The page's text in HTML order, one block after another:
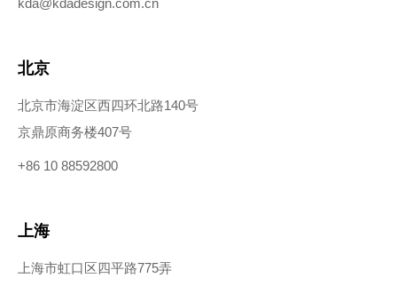
kda@kdadesign.com.cn
北京
北京市海淀区西四环北路140号
京鼎原商务楼407号
+86 10 88592800
上海
上海市虹口区四平路775弄